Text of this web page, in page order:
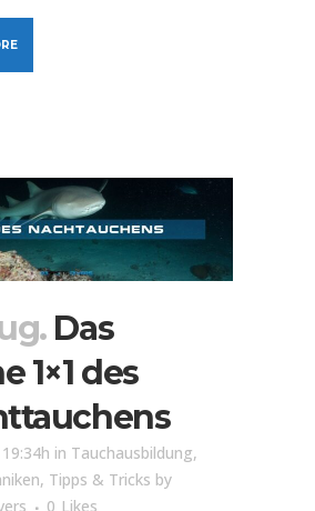
Das
1×1 des
in Tauchausbildung,
, Tipps & Tricks by
0 Likes